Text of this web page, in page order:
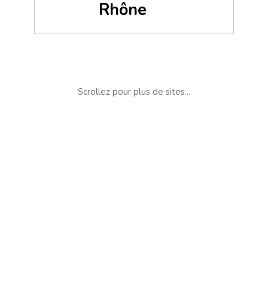
Rhône
Scrollez pour plus de sites...